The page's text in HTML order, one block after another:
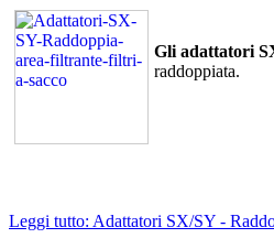
Gli adattatori
raddoppiata.
Leggi tutto: Adattatori SX/SY -